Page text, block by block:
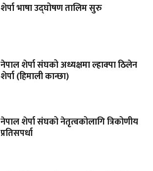
शेर्पा भाषा उद्घोषण तालिम सुरु
नेपाल शेर्पा संघको अध्यक्षमा ल्हाक्पा ठिलेन
शेर्पा (हिमाली कान्छा)
नेपाल शेर्पा संघको नेतृत्वकोलागि त्रिकोणीय
प्रतिसपर्धा